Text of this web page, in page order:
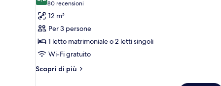
foto
per
Camera
Classic,
1
letto
8,2 su 10
80 recensioni
(80
recensioni)
12 m²
Per 3 persone
1 letto matrimoniale o 2 letti singoli
Wi-Fi gratuito
Scopri di più
Altri